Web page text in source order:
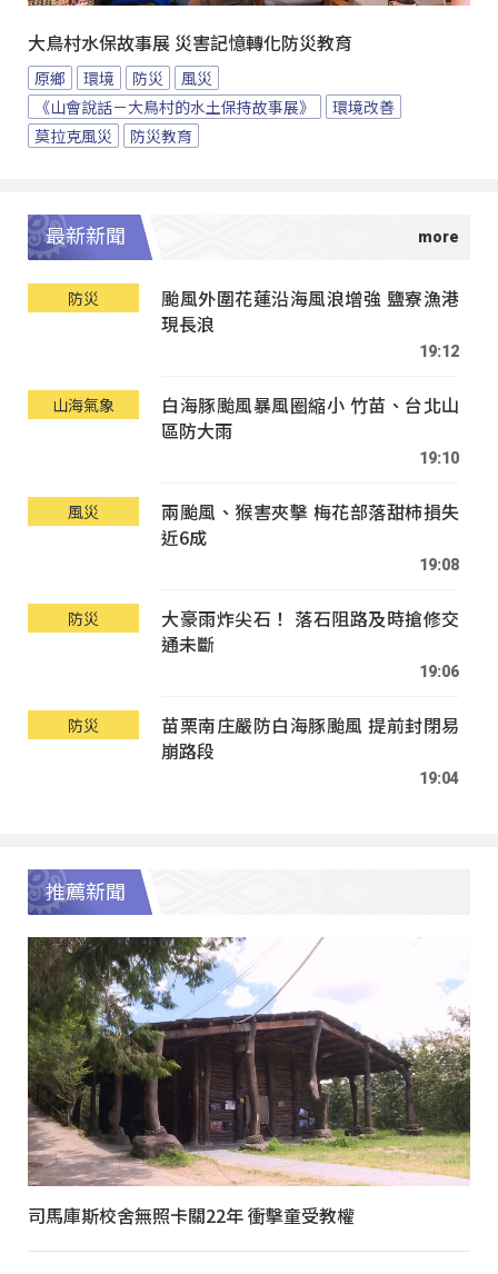
大鳥村水保故事展 災害記憶轉化防災教育
原鄉 環境 防災
風災
《山會說話－大鳥村的水土保持故事展》
環境改善
莫拉克風災
防災教育
最新新聞
防災
颱風外圍花蓮沿海風浪增強 鹽寮漁港
現長浪
19:12
山海氣象
白海豚颱風暴風圈縮小 竹苗、台北山
區防大雨
19:10
風災
兩颱風、猴害夾擊 梅花部落甜柿損失
近6成
19:08
防災
大豪雨炸尖石！ 落石阻路及時搶修交
通未斷
19:06
防災
苗栗南庄嚴防白海豚颱風 提前封閉易
崩路段
19:04
推薦新聞
司馬庫斯校舍無照卡關22年 衝擊童受教權